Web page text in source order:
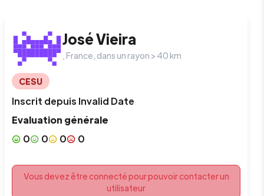
JoséVieira
France , dans un rayon > 40 km
CESU
Inscrit depuis Invalid Date
Evaluation générale
0
0 0 0
Vous devez être connecté pour pouvoir contacter un
utilisateur